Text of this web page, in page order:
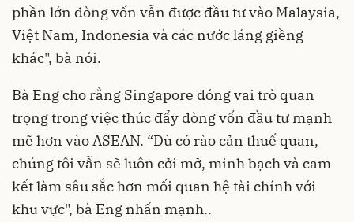
phần lớn dòng vốn vẫn được đầu tư vào Malaysia,
Việt Nam, Indonesia và các nước láng giềng
khác", bà nói.
Bà Eng cho rằng Singapore đóng vai trò quan
trọng trong việc thúc đẩy dòng vốn đầu tư mạnh
mẽ hơn vào ASEAN. “Dù có rào cản thuế quan,
chúng tôi vẫn sẽ luôn cởi mở, minh bạch và cam
kết làm sâu sắc hơn mối quan hệ tài chính với
khu vực", bà Eng nhấn mạnh..